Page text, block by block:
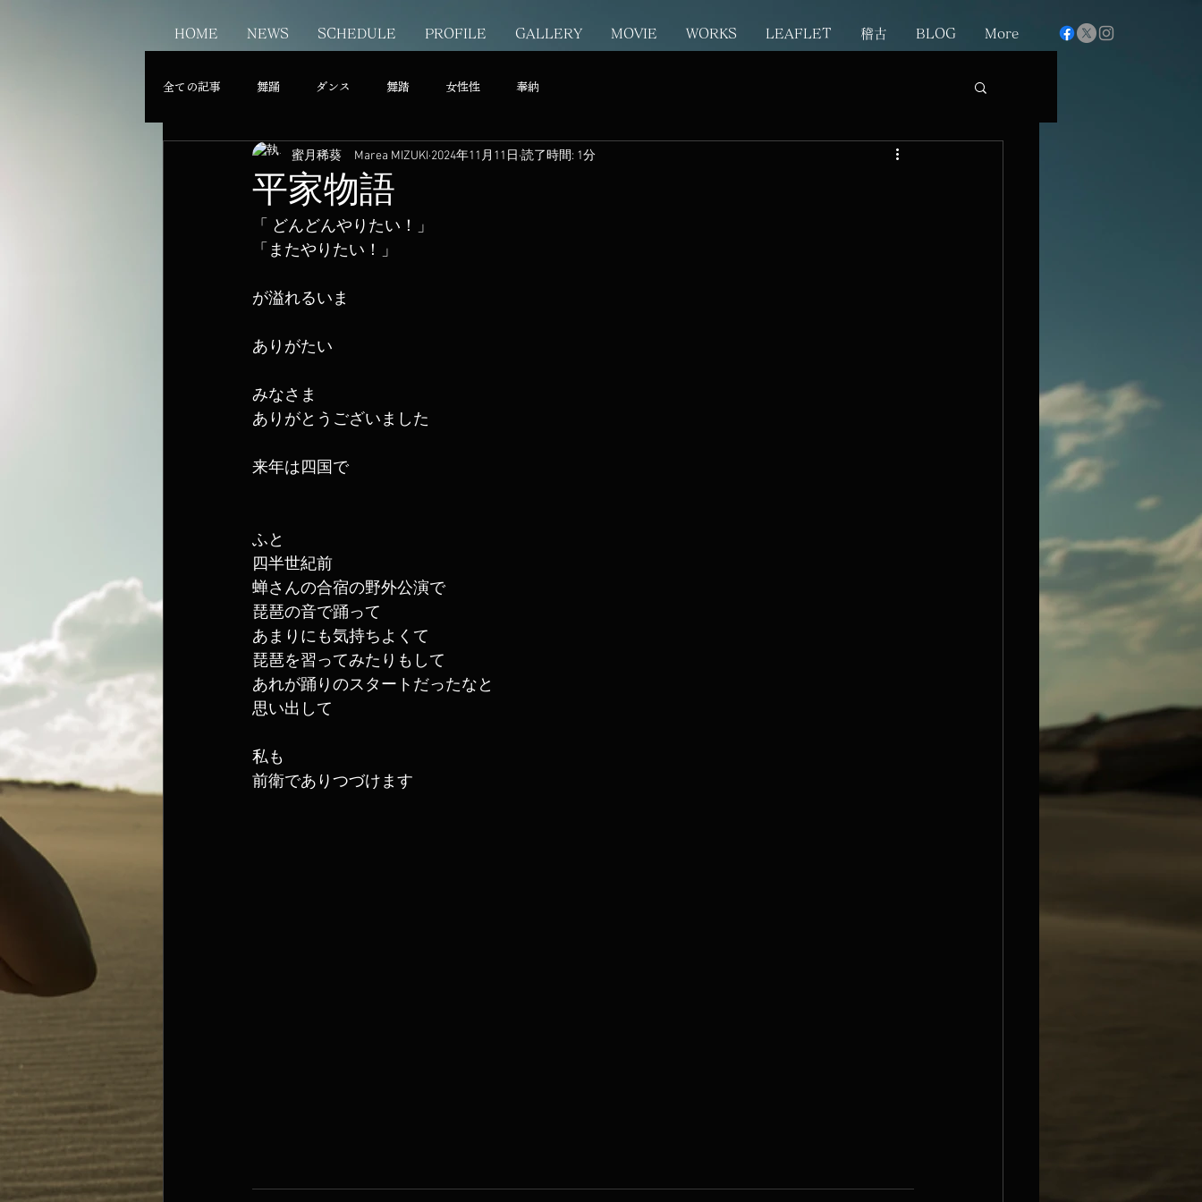
HOME NEWS SCHEDULE PROFILE GALLERY MOVIE WORKS LEAFLET 稽古 BLOG More
全ての記事 舞踊 ダンス 舞踏 女性性 奉納
平家物語
蜜月稀葵 Marea MIZUKI 2024年11月11日 読了時間: 1分
「 どんどんやりたい！」
「またやりたい！」
が溢れるいま
ありがたい
みなさま
ありがとうございました
来年は四国で
ふと
四半世紀前
蝉さんの合宿の野外公演で
琵琶の音で踊って
あまりにも気持ちよくて
琵琶を習ってみたりもして
あれが踊りのスタートだったなと
思い出して
私も
前衛でありつづけます